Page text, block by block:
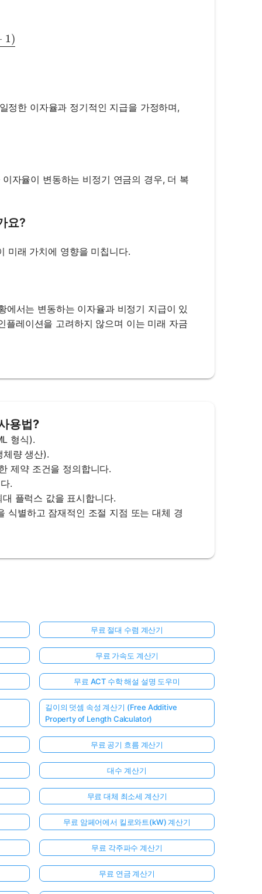
\frac{((1 + r)^n - 1)}{r}
1)
정한 이자율과 정기적인 지급을 가정하며,
자율이 변동하는 비정기 연금의 경우, 더 복
요?
미래 가치에 영향을 미칩니다.
에서는 변동하는 이자율과 비정기 지급이 있
플레이션을 고려하지 않으며 이는 미래 자금
용법?
형식).
량 생산).
제약 조건을 정의합니다.
.
플럭스 값을 표시합니다.
식별하고 잠재적인 조절 지점 또는 대체 경
무료 절대 수렴 계산기
무료 가속도 계산기
무료 ACT 수학 해설 설명 도우미
길이의 덧셈 속성 계산기 (Free Additive
Property of Length Calculator)
무료 공기 흐름 계산기
대수 계산기
무료 대체 최소세 계산기
무료 암페어에서 킬로와트(kW) 계산기
무료 각주파수 계산기
무료 연금 계산기